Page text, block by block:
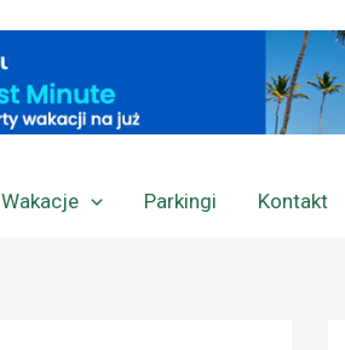
Wakacje Parkingi Kontakt